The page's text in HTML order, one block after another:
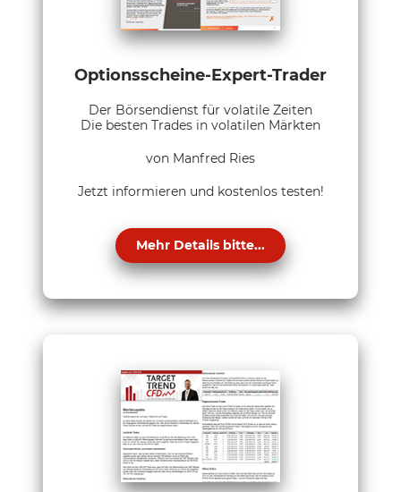
Optionsscheine-Expert-Trader
Der Börsendienst für volatile Zeiten
Die besten Trades in volatilen Märkten
von Manfred Ries
Jetzt informieren und kostenlos testen!
Mehr Details bitte...